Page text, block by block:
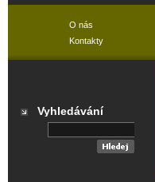
O nás
Kontakty
Vyhledávání